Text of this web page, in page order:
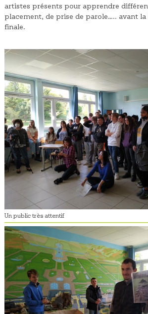
artistes présents pour apprendre
placement, de prise de parole….. avant
finale.
Un public très attentif